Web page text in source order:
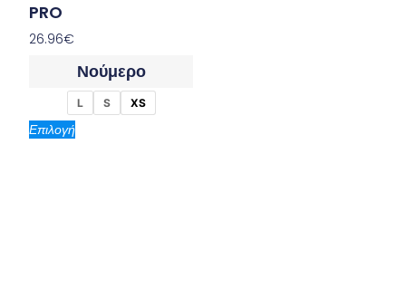
PRO
26.96€
Νούμερο
L S XS
Επιλογή